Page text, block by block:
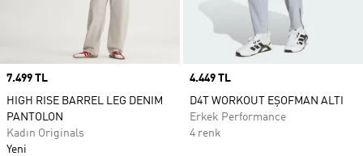
Price
7.499 TL
HIGH RISE BARREL LEG DENIM
PANTOLON
Kadın Originals
Yeni
Price
4.449 TL
D4T WORKOUT EŞOFMAN ALTI
Erkek Performance
4 renk